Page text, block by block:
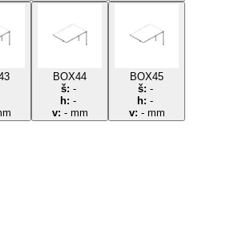
BOX44
š: -
h: -
v: -mm
BOX45
š: -
h: -
v: -mm